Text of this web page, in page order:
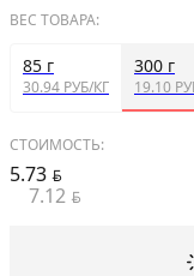
ВЕС ТОВАРА:
85 г
30.94 РУБ/КГ
300 г
19.10
СТОИМОСТЬ:
5.73 BYN
7.12 BYN